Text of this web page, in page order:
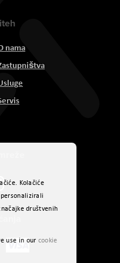
nama
Kolačiće
društvenih
use in our cookie